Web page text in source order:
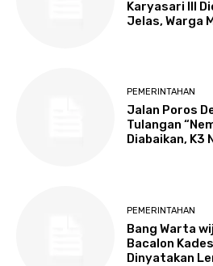
Karyasari III
Jelas, Warga
PEMERINTAHAN
Jalan Poros
Tulangan
Diabaikan, K3
PEMERINTAHAN
Bang Warta
Bacalon
Dinyatakan